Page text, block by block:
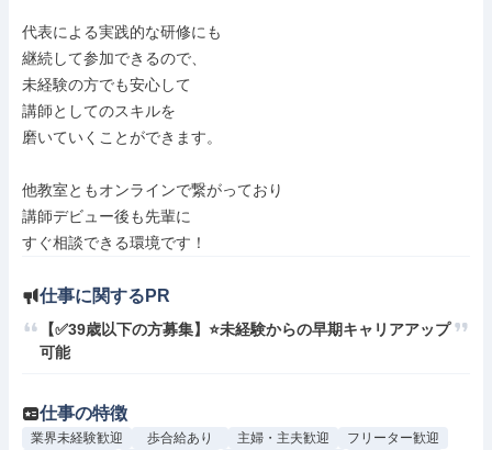
代表による実践的な研修にも
継続して参加できるので、
未経験の方でも安心して
講師としてのスキルを
磨いていくことができます。
他教室ともオンラインで繋がっており
講師デビュー後も先輩に
仕事に関するPR
【✅39歳以下の方募集】⭐未経験からの早期キャリアアップ
可能
仕事の特徴
業界未経験歓迎 歩合給あり 主婦・主夫歓迎 フリーター歓迎